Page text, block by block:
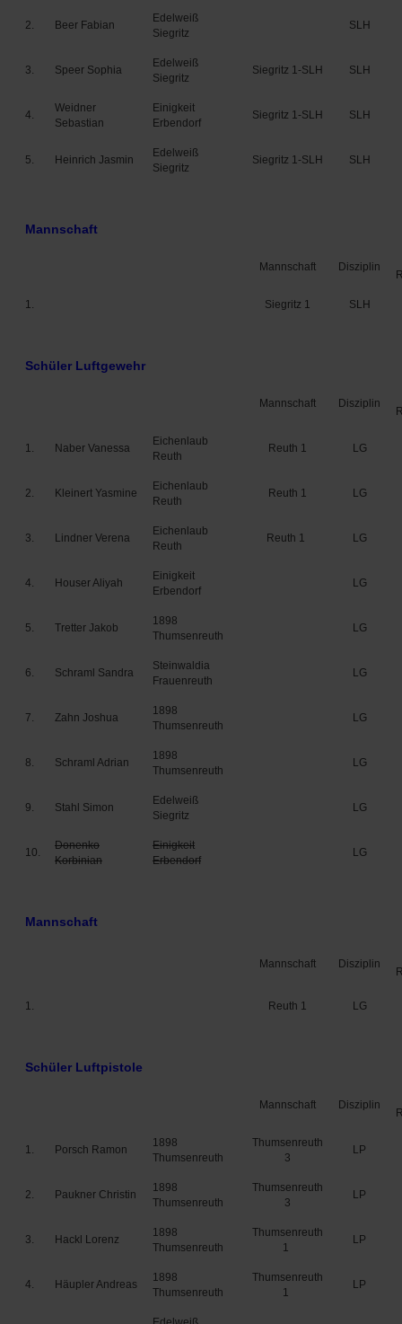
2. Beer Fabian
Edelweiß
Siegritz
SLH
3. Speer Sophia
Edelweiß
Siegritz
Siegritz 1-SLH SLH
4.
Weidner
Sebastian
Einigkeit
Erbendorf
Siegritz 1-SLH SLH
5. Heinrich Jasmin
Edelweiß
Siegritz
Siegritz 1-SLH SLH
Mannschaft
Mannschaft Disziplin
1. Siegritz 1 SLH
Schüler Luftgewehr
Mannschaft Disziplin
1. Naber Vanessa
Eichenlaub
Reuth
Reuth 1 LG
2. Kleinert Yasmine
Eichenlaub
Reuth
Reuth 1 LG
3. Lindner Verena
Eichenlaub
Reuth
Reuth 1 LG
4. Houser Aliyah
Einigkeit
Erbendorf
LG
5. Tretter Jakob
1898
Thumsenreuth
LG
6. Schraml Sandra
Steinwaldia
Frauenreuth
LG
7. Zahn Joshua
1898
Thumsenreuth
LG
8. Schraml Adrian
1898
Thumsenreuth
LG
9. Stahl Simon
Edelweiß
Siegritz
LG
10.
Donenko
Korbinian
Einigkeit
Erbendorf
LG
Mannschaft
Mannschaft Disziplin
1. Reuth 1 LG
Schüler Luftpistole
Mannschaft Disziplin
1. Porsch Ramon
1898
Thumsenreuth
Thumsenreuth
3
LP
2. Paukner Christin
1898
Thumsenreuth
Thumsenreuth
3
LP
3. Hackl Lorenz
1898
Thumsenreuth
Thumsenreuth
1
LP
4. Häupler Andreas
1898
Thumsenreuth
Thumsenreuth
1
LP